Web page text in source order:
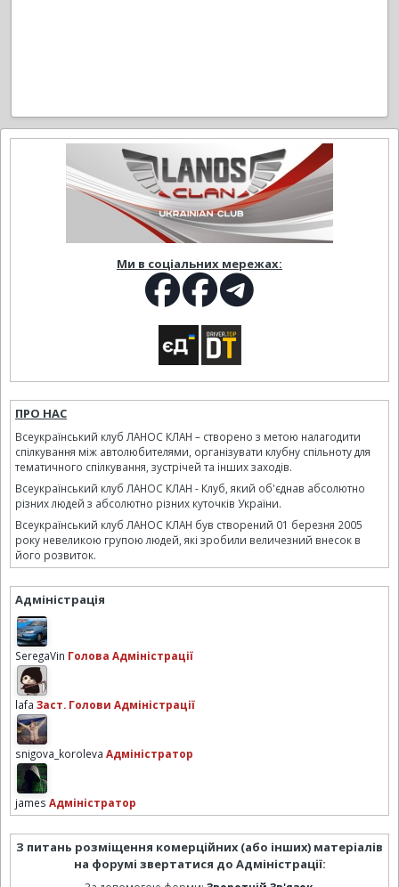
Ми в соціальних мережах:
ПРО НАС
Всеукраїнський клуб ЛАНОС КЛАН – створено з метою налагодити
спілкування між автолюбителями, організувати клубну спільноту для
тематичного спілкування, зустрічей та інших заходів.
Всеукраїнський клуб ЛАНОС КЛАН - Клуб, який об'єднав абсолютно
різних людей з абсолютно різних куточків України.
Всеукраїнський клуб ЛАНОС КЛАН був створений 01 березня 2005
року невеликою групою людей, які зробили величезний внесок в
його розвиток.
Адміністрація
SeregaVin Голова Адміністрації
lafa Заст. Голови Адміністрації
snigova_koroleva Адміністратор
james Адміністратор
З питань розміщення комерційних (або інших) матеріалів
на форумі звертатися до Адміністрації: